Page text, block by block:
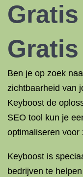
Gratis
Ben je op zoek
zichtbaarheid van
Keyboost de
SEO tool kun je
optimaliseren voor
Keyboost is
bedrijven te